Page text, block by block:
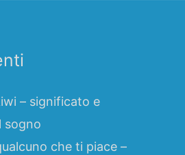
– significato e
sogno
che ti piace –